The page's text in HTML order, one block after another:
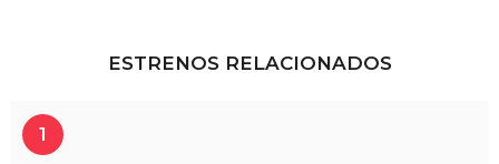
a
ESTRENOS RELACIONADOS
1